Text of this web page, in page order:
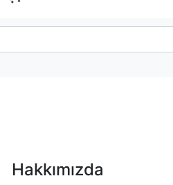
Hakkımızda